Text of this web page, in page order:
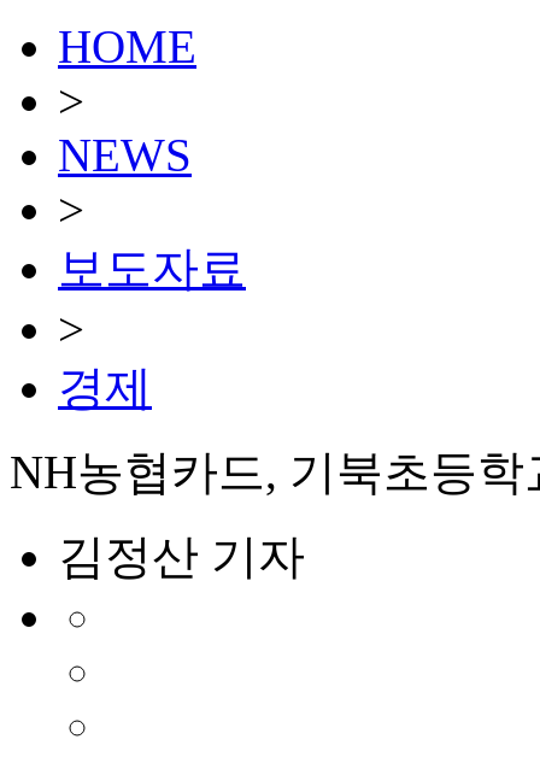
HOME
>
NEWS
>
보도자료
>
경제
NH농협카드, 기북초등
김정산 기자